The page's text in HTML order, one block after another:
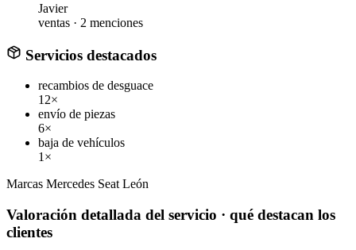
Javier
ventas · 2 menciones
Servicios destacados
recambios de desguace
12×
envío de piezas
6×
baja de vehículos
1×
Marcas Mercedes Seat León
Valoración detallada del servicio · qué destacan los
clientes